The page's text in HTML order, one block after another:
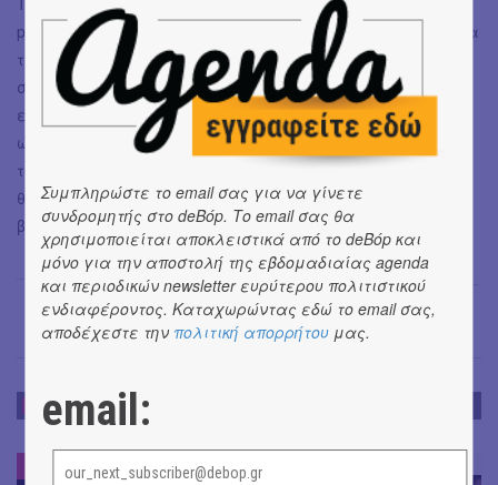
performance που θα μείνει στη μνήμη μας περισσότερο για
την αίσθηση μαγείας που προσπάθησε να αποδώσει η
συνύπαρξη μυθολογίας και μουσικής, υποκριτικής και
εικαστικού δρώμενου. Αν και υπάρχει δρόμος να διανυθεί
ώστε η μπάντα να μας δώσει τους πιο ώριμους καρπούς
του φιλόδοξου σχεδίου της, τα πρώτα δείγματα είναι
θετικά, ιδίως αν βαδίσουν στα άκρως ενδιαφέροντα
βήματα κομματιών όπω τα CapricornκαιAquarius
Βαγγέλης Μαρινάκης
ΕΝΤΥΠΩΣΕΙΣ
ΕΝΤΥΠΩΣΕΙΣ
Συμπληρώστε το email σας για να γίνετε
συνδρομητής στο deBόp. Το email σας θα
χρησιμοποιείται αποκλειστικά από το deBόp και
μόνο για την αποστολή της εβδομαδιαίας agenda
και περιοδικών newsletter ευρύτερου πολιτιστικού
ενδιαφέροντος. Καταχωρώντας εδώ το email σας,
αποδέχεστε την πολιτική απορρήτου μας.
email: